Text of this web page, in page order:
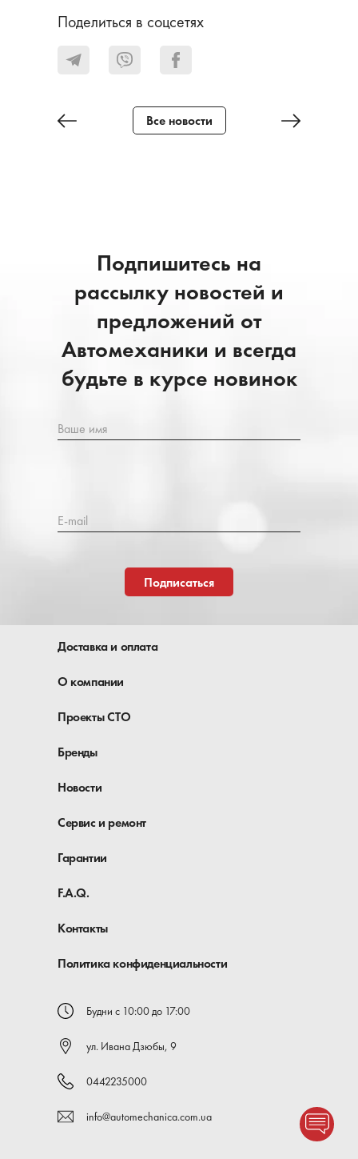
Поделиться в соцсетях
Все новости
Подпишитесь на
рассылку новостей и
предложений от
Автомеханики и всегда
будьте в курсе новинок
Ваше имя
E-mail
Подписаться
Доставка и оплата
О компании
Проекты СТО
Бренды
Новости
Сервис и ремонт
Гарантии
F.A.Q.
Контакты
Политика конфиденциальности
Будни с 10:00 до 17:00
ул. Ивана Дзюбы, 9
0442235000
info@automechanica.com.ua